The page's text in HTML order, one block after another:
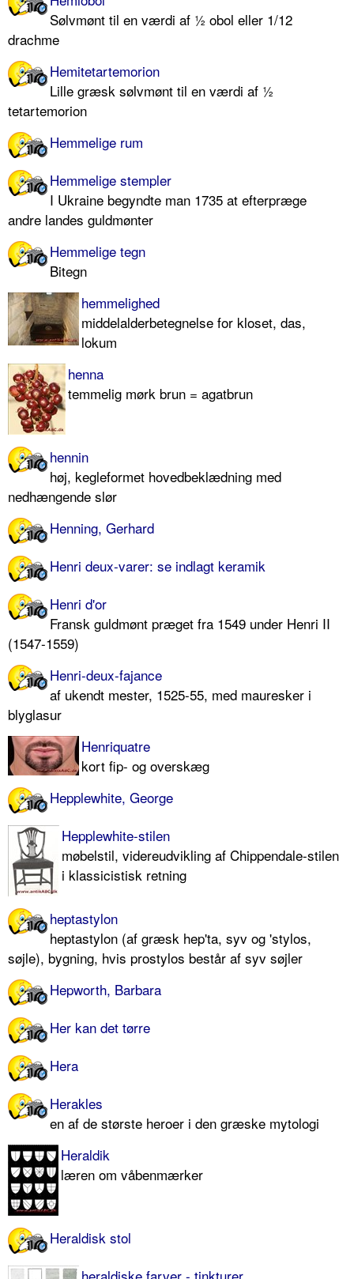
Sølvmønt til en værdi af ½ obol eller 1/12
drachme
Hemitetartemorion
Lille græsk sølvmønt til en værdi af ½
tetartemorion
Hemmelige rum
Hemmelige stempler
I Ukraine begyndte man 1735 at efterpræge
andre landes guldmønter
Hemmelige tegn
Bitegn
hemmelighed
middelalderbetegnelse for kloset, das,
lokum
henna
temmelig mørk brun = agatbrun
hennin
høj, kegleformet hovedbeklædning med
nedhængende slør
Henning, Gerhard
Henri deux-varer: se indlagt keramik
Henri d'or
Fransk guldmønt præget fra 1549 under Henri II
(1547-1559)
Henri-deux-fajance
af ukendt mester, 1525-55, med mauresker i
blyglasur
Henriquatre
kort fip- og overskæg
Hepplewhite, George
Hepplewhite-stilen
møbelstil, videreudvikling af Chippendale-stilen
i klassicistisk retning
heptastylon
heptastylon (af græsk hep'ta, syv og 'stylos,
søjle), bygning, hvis prostylos består af syv søjler
Hepworth, Barbara
Her kan det tørre
Hera
Herakles
en af de største heroer i den græske mytologi
Heraldik
læren om våbenmærker
Heraldisk stol